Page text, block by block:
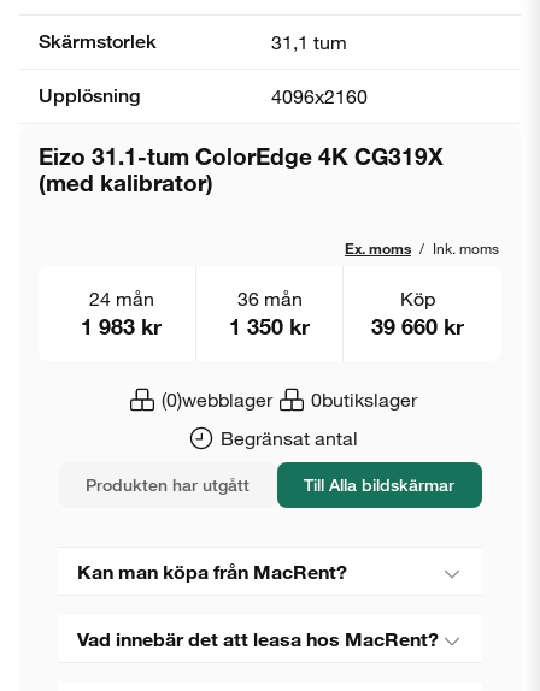
Skärmstorlek 31,1 tum
Upplösning 4096x2160
Eizo 31.1-tum ColorEdge 4K CG319X
(med kalibrator)
Ex. moms / Ink. moms
(0)webblager 0butikslager
Begränsat antal
24 mån
1 983 kr
36 mån
1 350 kr
Köp
39 660 kr
Produkten har utgått Till Alla bildskärmar
Kan man köpa från MacRent?
Vad innebär det att leasa hos MacRent?